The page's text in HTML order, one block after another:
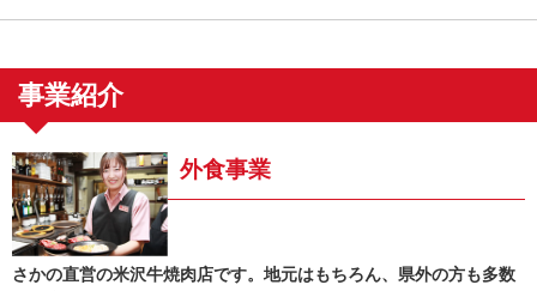
事業紹介
外食事業
さかの直営の米沢牛焼肉店です。地元はもちろん、県外の方も多数